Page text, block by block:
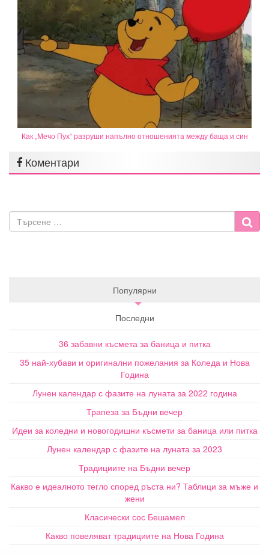
Как „Мечо Пух“ разруши напълно отношенията между баща и син
Коментари
Популярни
Последни
36 забавни късмета за баница и питка
35 най-хубави и оригинални пожелания за Коледа и Нова
Година
Лунен календар с фазите на луната за 2022 година
Трапеза за Бъдни вечер
Идеи за коледни и новогодишни късмети за баница или питка
Лунен календар с фазите на луната за 2023
Традициите на Бъдни вечер
Какво е идеалното тегло според ръста ни? Таблици за мъже и
жени
Класически сос Бешамел
Какво повеляват традициите на Нова Година